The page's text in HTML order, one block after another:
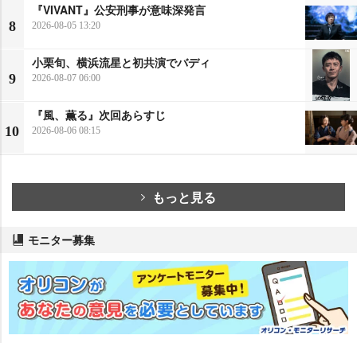
8
『VIVANT』公安刑事が意味深発言
2026-08-05 13:20
9
小栗旬、横浜流星と初共演でバディ
2026-08-07 06:00
10
『風、薫る』次回あらすじ
2026-08-06 08:15
もっと見る
モニター募集